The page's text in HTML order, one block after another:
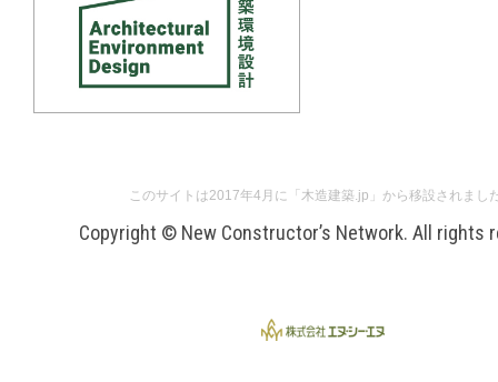
このサイトは2017年4月に「木造建築.jp」から移設されまし
Copyright © New Constructor’s Network. All rights